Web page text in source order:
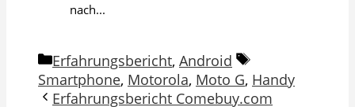
nach...
Kategorien
Erfahrungsbericht, Android
Schlagwörter
Smartphone, Motorola, Moto G, Handy
Erfahrungsbericht Comebuy.com